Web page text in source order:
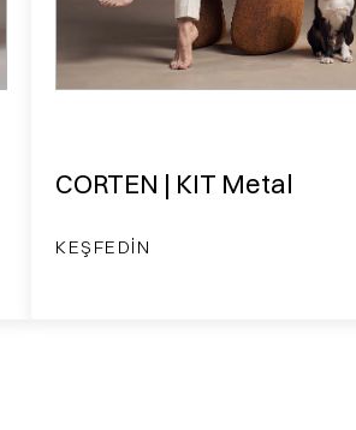
CORTEN | KIT Metal
KEŞFEDIN